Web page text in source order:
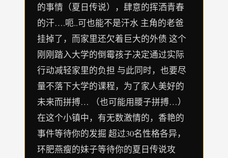
的事情（夏日传说），肆意的挥洒青春
的汗….呃..可也能不是汗水 主角的老爸
挂掉了，而家里还欠着巨大的外债 这个
刚刚踏入大学的倒霉孩子决定通过实际
行动减轻家里的负担 与此同时，也要尽
量不落下大学的课程，为了家人美好的
未来而拼搏… （也可能用腰子拼搏…）
在这个小镇中，有无数激情的，香艳的
事件等待你的发掘 超过30名性格各异，
环肥燕瘦的妹子等待你的夏日传说攻